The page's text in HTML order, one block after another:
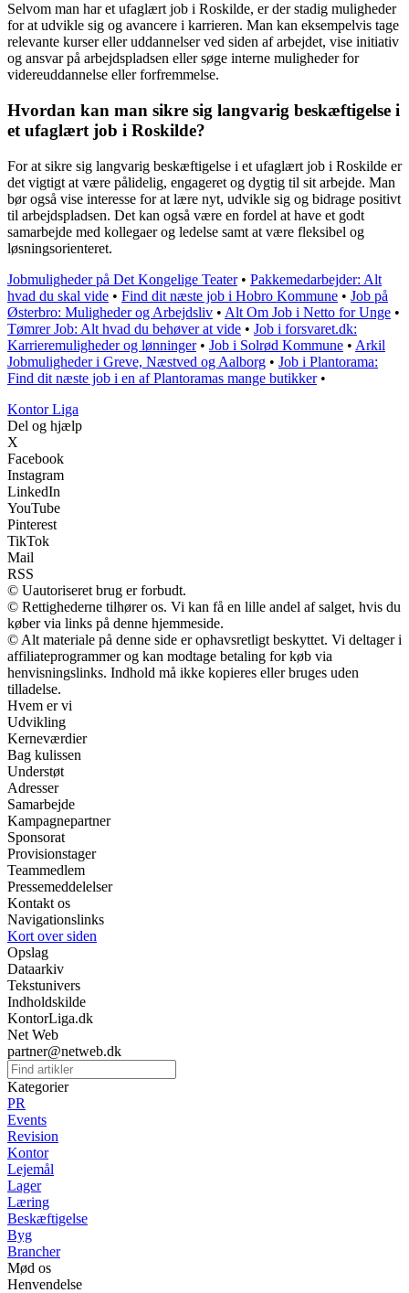
Selvom man har et ufaglært job i Roskilde, er der stadig muligheder
for at udvikle sig og avancere i karrieren. Man kan eksempelvis tage
relevante kurser eller uddannelser ved siden af arbejdet, vise initiativ
og ansvar på arbejdspladsen eller søge interne muligheder for
videreuddannelse eller forfremmelse.
Hvordan kan man sikre sig langvarig beskæftigelse i
et ufaglært job i Roskilde?
For at sikre sig langvarig beskæftigelse i et ufaglært job i Roskilde er
det vigtigt at være pålidelig, engageret og dygtig til sit arbejde. Man
bør også vise interesse for at lære nyt, udvikle sig og bidrage positivt
til arbejdspladsen. Det kan også være en fordel at have et godt
samarbejde med kollegaer og ledelse samt at være fleksibel og
løsningsorienteret.
Jobmuligheder på Det Kongelige Teater• Pakkemedarbejder: Alt
hvad du skal vide • Find dit næste job i Hobro Kommune • Job på
Østerbro: Muligheder og Arbejdsliv • Alt Om Job i Netto for Unge •
Tømrer Job: Alt hvad du behøver at vide • Job i forsvaret.dk:
Karrieremuligheder og lønninger• Job i Solrød Kommune • Arkil
Jobmuligheder i Greve, Næstved og Aalborg • Job i Plantorama:
Find dit næste job i en af Plantoramas mange butikker•
KontorLiga
Del og hjælp
X
Facebook
Instagram
LinkedIn
YouTube
Pinterest
TikTok
Mail
RSS
© Uautoriseret brug er forbudt.
© Rettighederne tilhører os. Vi kan få en lille andel af salget, hvis du
køber via links på denne hjemmeside.
© Alt materiale på denne side er ophavsretligt beskyttet. Vi deltager i
affiliateprogrammer og kan modtage betaling for køb via
henvisningslinks. Indhold må ikke kopieres eller bruges uden
tilladelse.
Hvem er vi
Udvikling
Kerneværdier
Bag kulissen
Understøt
Adresser
Samarbejde
Kampagnepartner
Sponsorat
Provisionstager
Teammedlem
Pressemeddelelser
Kontakt os
Navigationslinks
Kort over siden
Opslag
Dataarkiv
Tekstunivers
Indholdskilde
KontorLiga.dk
Net Web
partner@netweb.dk
Kategorier
PR
Events
Revision
Kontor
Lejemål
Lager
Læring
Beskæftigelse
Byg
Brancher
Mød os
Henvendelse